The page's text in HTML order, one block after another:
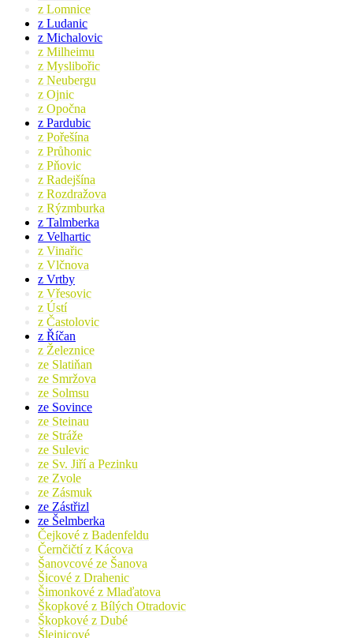
z Lomnice
z Ludanic
z Michalovic
z Milheimu
z Myslibořic
z Neubergu
z Ojnic
z Opočna
z Pardubic
z Pořešína
z Průhonic
z Pňovic
z Radejšína
z Rozdražova
z Rýzmburka
z Talmberka
z Velhartic
z Vinařic
z Vlčnova
z Vrtby
z Vřesovic
z Ústí
z Častolovic
z Říčan
z Železnice
ze Slatiňan
ze Smržova
ze Solmsu
ze Sovince
ze Steinau
ze Stráže
ze Sulevic
ze Sv. Jiří a Pezinku
ze Zvole
ze Zásmuk
ze Zástřizl
ze Šelmberka
Čejkové z Badenfeldu
Černčičtí z Kácova
Šanovcové ze Šanova
Šicové z Drahenic
Šimonkové z Mlaďatova
Škopkové z Bílých Otradovic
Škopkové z Dubé
Šlejnicové